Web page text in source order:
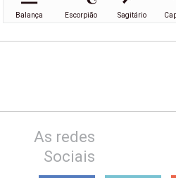
Balança Escorpião Sagitário
As redes
Sociais